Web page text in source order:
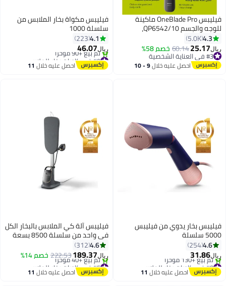
فيليبس OneBlade Pro ماكينة
للوجه والجسم QP6542/10،
للتشذيب والحلاقة مع مشط دقيق بـ
12 طولاً، مقاومة للماء، استخدام
لاسلكي لمدة 90 دقيقة
4.3
5.0K
ريال25.17
60.14خصم 58%
#3 في العناية الشخصية
#3 في العناية الشخصية احصل عليه خلال 9 - 10
فيليبس مكواة بخار الملابس من
سلسلة 1000
4.1
223
ريال46.07
#9 في كاويات بخار للملابس
باقي 10 وحدات في المخزون
تم بيع +90 مؤخرًا
احصل عليه خلال 11
فيليبس بخار يدوي من فيليبس
5000 سلسلة
4.6
254
ريال31.86
#8 في كاويات بخار للملابس
باقي 6 وحدات في المخزون
تم بيع +130 مؤخرًا
احصل عليه خلال 11
فيليبس آلة كي الملابس بالبخار الكل
في واحد من سلسلة 8500 بسعة
AIS8540/80 رمادي داكن/ذهبي
1.2 L 2400 W AIS8540/80
4.6
312
ريال189.37
222.53خصم 14%
#5 في كاويات بخار للملابس
بتخلّص بسرعة
تم بيع +40 مؤخرًا
احصل عليه خلال 11